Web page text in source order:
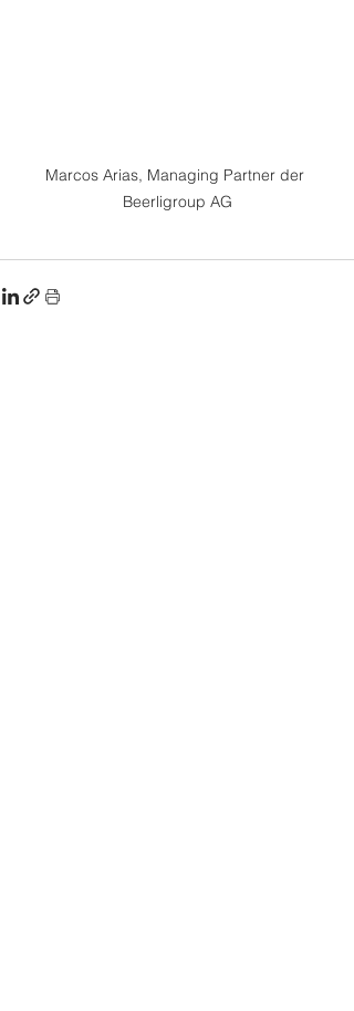
Marcos Arias, Managing Partner der
Beerligroup AG